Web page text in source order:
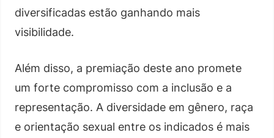
diversificadas estão ganhando mais
visibilidade.
Além disso, a premiação deste ano promete
um forte compromisso com a inclusão e a
representação. A diversidade em gênero, raça
e orientação sexual entre os indicados é mais